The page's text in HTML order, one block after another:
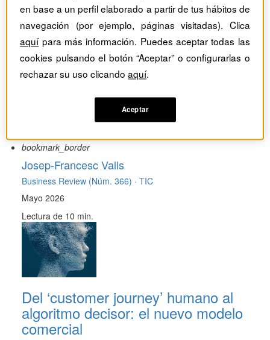
Articulos
236
Comparticiones
bookmark_border
Josep-Francesc Valls
Business Review (Núm. 366) · TIC
Mayo 2026
Lectura de 10 min.
Del ‘customer journey’ humano al
algoritmo decisor: el nuevo modelo
comercial
en base a un perfil elaborado a partir de tus hábitos de
navegación (por ejemplo, páginas visitadas). Clica
aquípara más información. Puedes aceptar todas las
cookies pulsando el botón “Aceptar” o configurarlas o
rechazar su uso clicandoaquí.
Aceptar